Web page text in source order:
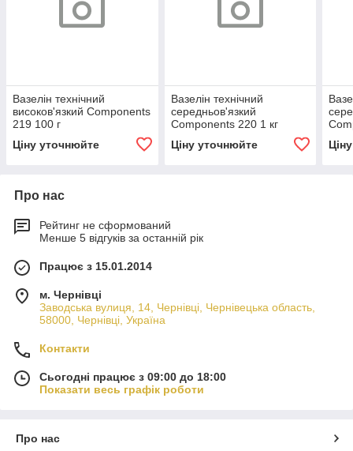
Вазелін технічний
високов'язкий Components
219 100 г
Ціну уточнюйте
Вазелін технічний
середньов'язкий
Components 220 1 кг
Ціну уточнюйте
Про нас
Рейтинг не сформований
Менше 5 відгуків за останній рік
Працює з 15.01.2014
м. Чернівці
Заводська вулиця, 14, Чернівці, Чернівецька область,
58000, Чернівці, Україна
Контакти
Сьогодні працює з 09:00 до 18:00
Показати весь графік роботи
Про нас